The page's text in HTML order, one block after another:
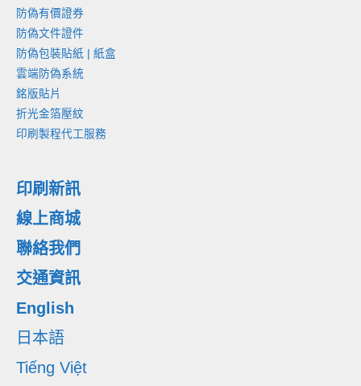
防偽有價證券
防偽文件證件
防偽包裝貼紙 | 紙盒
雲端防偽系統
銘版貼片
折光金箔壓紋
印刷製程代工服務
印刷新訊
線上商城
聯絡我們
交通資訊
English
日本語
Tiếng Việt